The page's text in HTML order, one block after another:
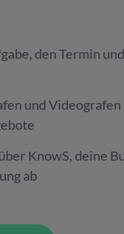
den Termin
und Videografen
KnowS, deine
ab